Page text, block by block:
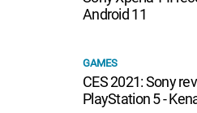
Android 11
GAMES
CES 2021: Sony
PlayStation 5 -